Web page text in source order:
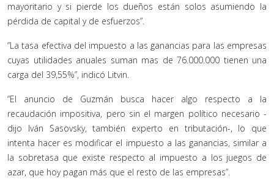
mayoritario y si pierde los dueños están solos asumiendo la
pérdida de capital y de esfuerzos”.
“La tasa efectiva del impuesto a las ganancias para las empresas
cuyas utilidades anuales suman mas de 76.000.000 tienen una
carga del 39,55%”, indicó Litvin.
“El anuncio de Guzmán busca hacer algo respecto a la
recaudación impositiva, pero sin el margen político necesario -
dijo Iván Sasovsky, también experto en tributación-, lo que
intenta hacer es modificar el impuesto a las ganancias, similar a
la sobretasa que existe respecto al impuesto a los juegos de
azar, que hoy pagan más que el resto de las empresas”.